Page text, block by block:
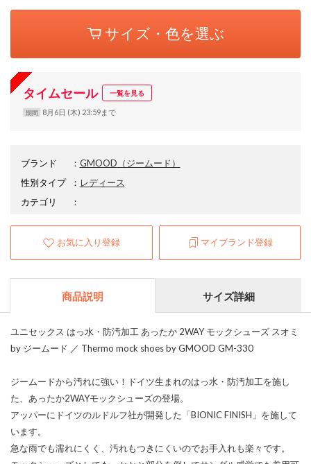
サイズ・色を選ぶ
タイムセール 一覧を見る
期間 8月6日 (木) 23:59まで
ブランド ： GMOOD （ジームード）
性別タイプ
： レディース
カテゴリ
：
お気に入り登録 マイブランド登録
商品説明 サイズ詳細
ユニセックス はっ水・防汚加工 あったか 2WAY モックシューズ スオミ
by ジームード ／ Thermo mock shoes by GMOOD GM-330
ジームードから汚れに強い！ドイツ生まれのはっ水・防汚加工を施し
た、あったか2WAYモックシューズの登場。
アッパーにドイツのルドルフ社が開発した「BIONIC FINISH」を施して
います。
急な雨でも濡れにくく、汚れもつきにくいのでお手入れも楽々です。